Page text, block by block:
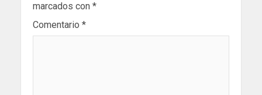
marcados con *
Comentario *